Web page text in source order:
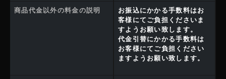
商品代金以外の料金の説明
お振込にかかる手数料はお
客様にてご負担くださいま
すようお願い致します。
代金引替にかかる手数料は
お客様にてご負担ください
ますようお願い致します。